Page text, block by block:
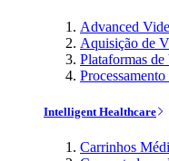
Advanced
Aquisição de
Plataformas
Intelligent Healthcare
Carrinhos